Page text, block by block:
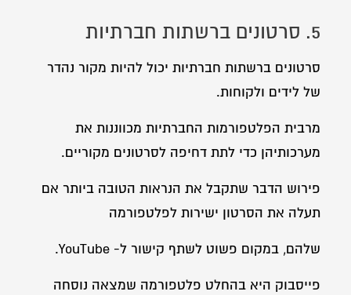
5. סרטונים ברשתות חברתיות
סרטונים ברשתות חברתיות יכול להיות מקור נהדר
של לידים ולקוחות.
מרבית הפלטפורמות החברתיות מכווננות את
מערכותיהן כדי לתת דחיפה לסרטונים מקוריים.
פירוש הדבר שתקבל את הנראות הטובה ביותר אם
תעלה את הסרטון ישירות לפלטפורמה
שלהם, במקום פשוט לשתף קישור ל- YouTube.
פייסבוק היא בהחלט פלטפורמה שמצאה נוסחה